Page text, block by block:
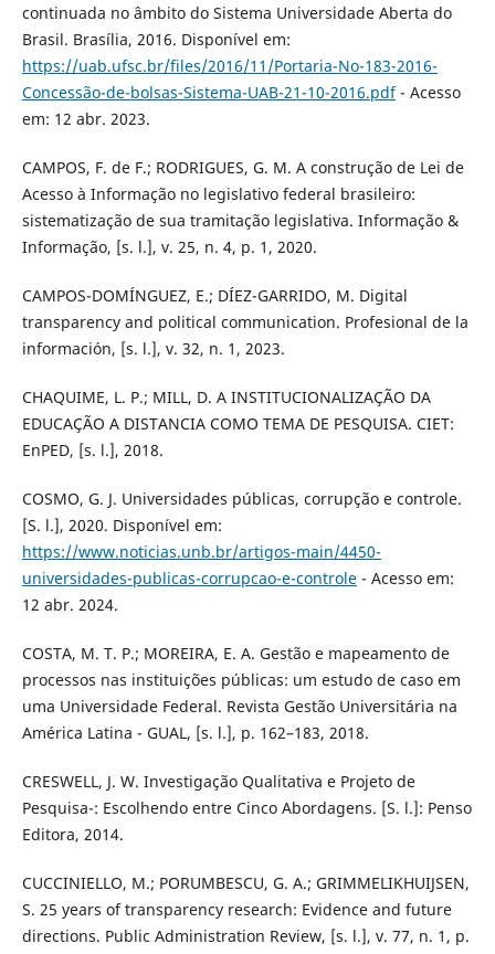
continuada no âmbito do Sistema Universidade Aberta do
Brasil. Brasília, 2016. Disponível em:
https://uab.ufsc.br/files/2016/11/Portaria-No-183-2016-
Concessão-de-bolsas-Sistema-UAB-21-10-2016.pdf- Acesso
em: 12 abr. 2023.
CAMPOS, F. de F.; RODRIGUES, G. M. A construção de Lei de
Acesso à Informação no legislativo federal brasileiro:
sistematização de sua tramitação legislativa. Informação &
Informação, [s. l.], v. 25, n. 4, p. 1, 2020.
CAMPOS-DOMÍNGUEZ, E.; DÍEZ-GARRIDO, M. Digital
transparency and political communication. Profesional de la
información, [s. l.], v. 32, n. 1, 2023.
CHAQUIME, L. P.; MILL, D. A INSTITUCIONALIZAÇÃO DA
EDUCAÇÃO A DISTANCIA COMO TEMA DE PESQUISA. CIET:
EnPED, [s. l.], 2018.
COSMO, G. J. Universidades públicas, corrupção e controle.
[S. l.], 2020. Disponível em:
https://www.noticias.unb.br/artigos-main/4450-
universidades-publicas-corrupcao-e-controle- Acesso em:
12 abr. 2024.
COSTA, M. T. P.; MOREIRA, E. A. Gestão e mapeamento de
processos nas instituições públicas: um estudo de caso em
uma Universidade Federal. Revista Gestão Universitária na
América Latina - GUAL, [s. l.], p. 162–183, 2018.
CRESWELL, J. W. Investigação Qualitativa e Projeto de
Pesquisa-: Escolhendo entre Cinco Abordagens. [S. l.]: Penso
Editora, 2014.
CUCCINIELLO, M.; PORUMBESCU, G. A.; GRIMMELIKHUIJSEN,
S. 25 years of transparency research: Evidence and future
directions. Public Administration Review, [s. l.], v. 77, n. 1, p.